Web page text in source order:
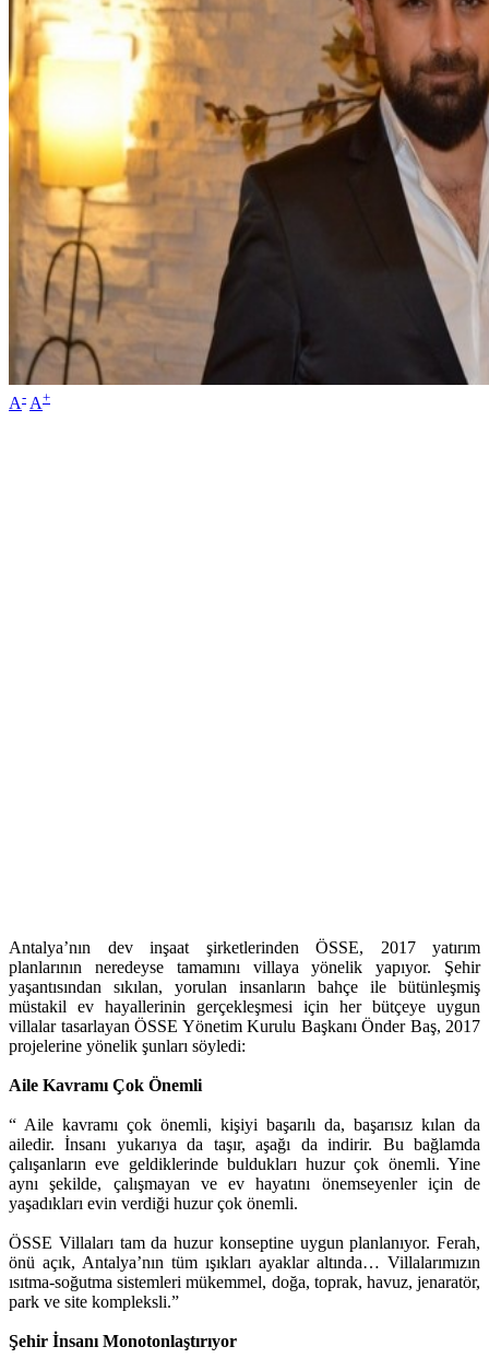
A- A+
Antalya’nın dev inşaat şirketlerinden ÖSSE, 2017 yatırım
planlarının neredeyse tamamını villaya yönelik yapıyor. Şehir
yaşantısından sıkılan, yorulan insanların bahçe ile bütünleşmiş
müstakil ev hayallerinin gerçekleşmesi için her bütçeye uygun
villalar tasarlayan ÖSSE Yönetim Kurulu Başkanı Önder Baş, 2017
projelerine yönelik şunları söyledi:
Aile Kavramı Çok Önemli
“ Aile kavramı çok önemli, kişiyi başarılı da, başarısız kılan da
ailedir. İnsanı yukarıya da taşır, aşağı da indirir. Bu bağlamda
çalışanların eve geldiklerinde buldukları huzur çok önemli. Yine
aynı şekilde, çalışmayan ve ev hayatını önemseyenler için de
yaşadıkları evin verdiği huzur çok önemli.
ÖSSE Villaları tam da huzur konseptine uygun planlanıyor. Ferah,
önü açık, Antalya’nın tüm ışıkları ayaklar altında… Villalarımızın
ısıtma-soğutma sistemleri mükemmel, doğa, toprak, havuz, jenaratör,
park ve site kompleksli.”
Şehir İnsanı Monotonlaştırıyor